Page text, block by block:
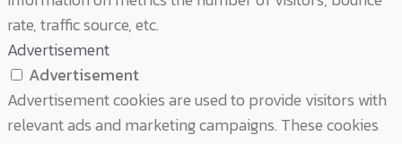
rate, traffic source, etc.
Advertisement
Advertisement
Advertisement cookies are used to provide visitors with
relevant ads and marketing campaigns. These cookies